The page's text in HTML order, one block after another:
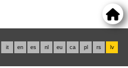
it en es nl eu ca pl rs lv